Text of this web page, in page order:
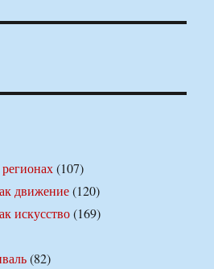
(107)
движение(120)
искусство(169)
(82)